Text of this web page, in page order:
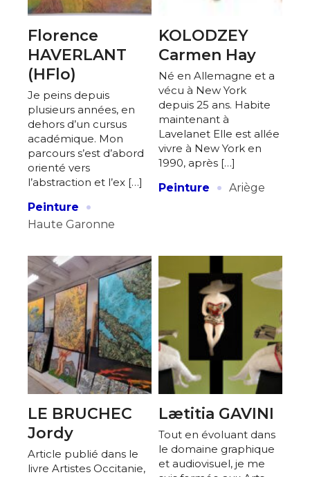
Florence
HAVERLANT
(HFlo)
Je peins depuis
plusieurs années, en
dehors d’un cursus
académique. Mon
parcours s’est d’abord
orienté vers
l’abstraction et l’ex […]
Peinture
·
Haute Garonne
KOLODZEY
Carmen Hay
Né en Allemagne et a
vécu à New York
depuis 25 ans. Habite
maintenant à
Lavelanet Elle est allée
vivre à New York en
1990, après […]
Peinture
· Ariège
LE BRUCHEC
Jordy
Article publié dans le
livre Artistes Occitanie,
Lætitia GAVINI
Tout en évoluant dans
le domaine graphique
et audiovisuel, je me